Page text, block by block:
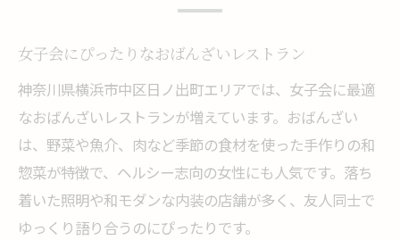
女子会にぴったりなおばんざいレストラン
神奈川県横浜市中区日ノ出町エリアでは、女子会に最適
なおばんざいレストランが増えています。おばんざい
は、野菜や魚介、肉など季節の食材を使った手作りの和
惣菜が特徴で、ヘルシー志向の女性にも人気です。落ち
着いた照明や和モダンな内装の店舗が多く、友人同士で
ゆっくり語り合うのにぴったりです。